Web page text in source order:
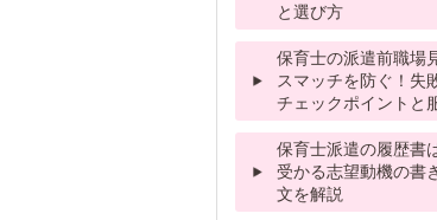
と選び方
保育士の派遣前職場
スマッチを防ぐ！失
チェックポイントと
保育士派遣の履歴書
受かる志望動機の書
文を解説